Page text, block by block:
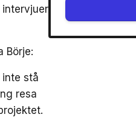
intervjuer
Börje:
inte stå
resa